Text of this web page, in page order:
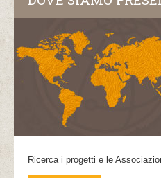
Ricerca i progetti e le